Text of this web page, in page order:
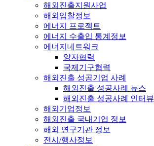
해외진출지원사업
해외입찰정보
에너지 프로젝트
에너지 수출입 통계정보
에너지네트워크
양자협력
국제기구협력
해외진출 성공기업 사례
해외진출 성공사례 뉴스
해외진출 성공사례 인터뷰
해외기업정보
해외진출 국내기업 정보
해외 연구기관 정보
전시/행사정보